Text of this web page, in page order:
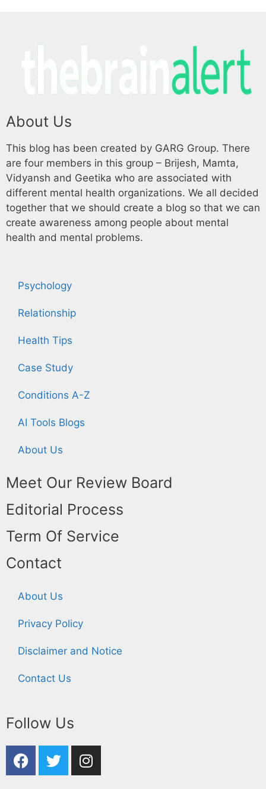
About Us
This blog has been created by GARG Group. There
are four members in this group – Brijesh, Mamta,
Vidyansh and Geetika who are associated with
different mental health organizations. We all decided
together that we should create a blog so that we can
create awareness among people about mental
health and mental problems.
Psychology
Relationship
Health Tips
Case Study
Conditions A-Z
AI Tools Blogs
About Us
Meet Our Review Board
Editorial Process
Term Of Service
Contact
About Us
Privacy Policy
Disclaimer and Notice
Contact Us
Follow Us